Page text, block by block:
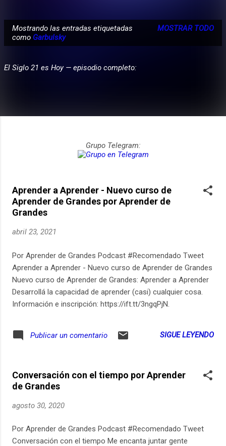
n
t
a
Mostrando las entradas etiquetadas
como Garbulsky
MOSTRAR TODO
El Siglo 21 es Hoy — episodio completo:
Grupo Telegram:
Aprender a Aprender - Nuevo curso de
Aprender de Grandes por Aprender de
Grandes
abril 23, 2021
Por Aprender de Grandes Podcast #Recomendado Tweet
Aprender a Aprender - Nuevo curso de Aprender de Grandes
Nuevo curso de Aprender de Grandes: Aprender a Aprender
Desarrollá la capacidad de aprender (casi) cualquier cosa.
Información e inscripción: https://ift.tt/3ngqPjN.
Publicar un comentario SIGUE LEYENDO
Conversación con el tiempo por Aprender
de Grandes
agosto 30, 2020
Por Aprender de Grandes Podcast #Recomendado Tweet
Conversación con el tiempo Me encanta juntar gente